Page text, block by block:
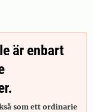
är enbart
som ett ordinarie